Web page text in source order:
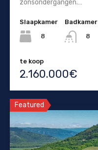
zonsondergangen.…
Slaapkamer
8
Badkamer
8
te koop
2.160.000€
Featured